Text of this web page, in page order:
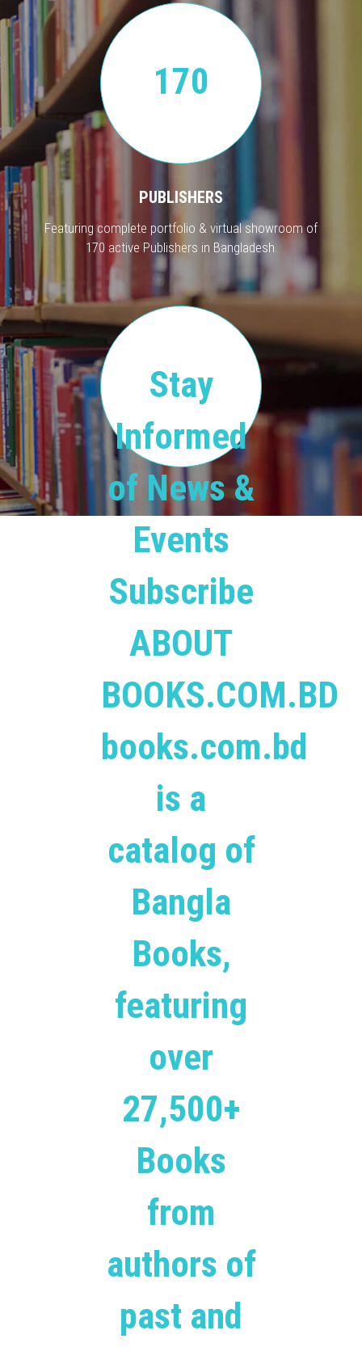
170
PUBLISHERS
Featuring complete portfolio & virtual showroom of
170 active Publishers in Bangladesh.
Stay
Informed
of News &
Events
Subscribe
ABOUT
BOOKS.COM.BD
books.com.bd
is a
catalog of
Bangla
Books,
featuring
over
27,500+
Books
from
authors of
past and